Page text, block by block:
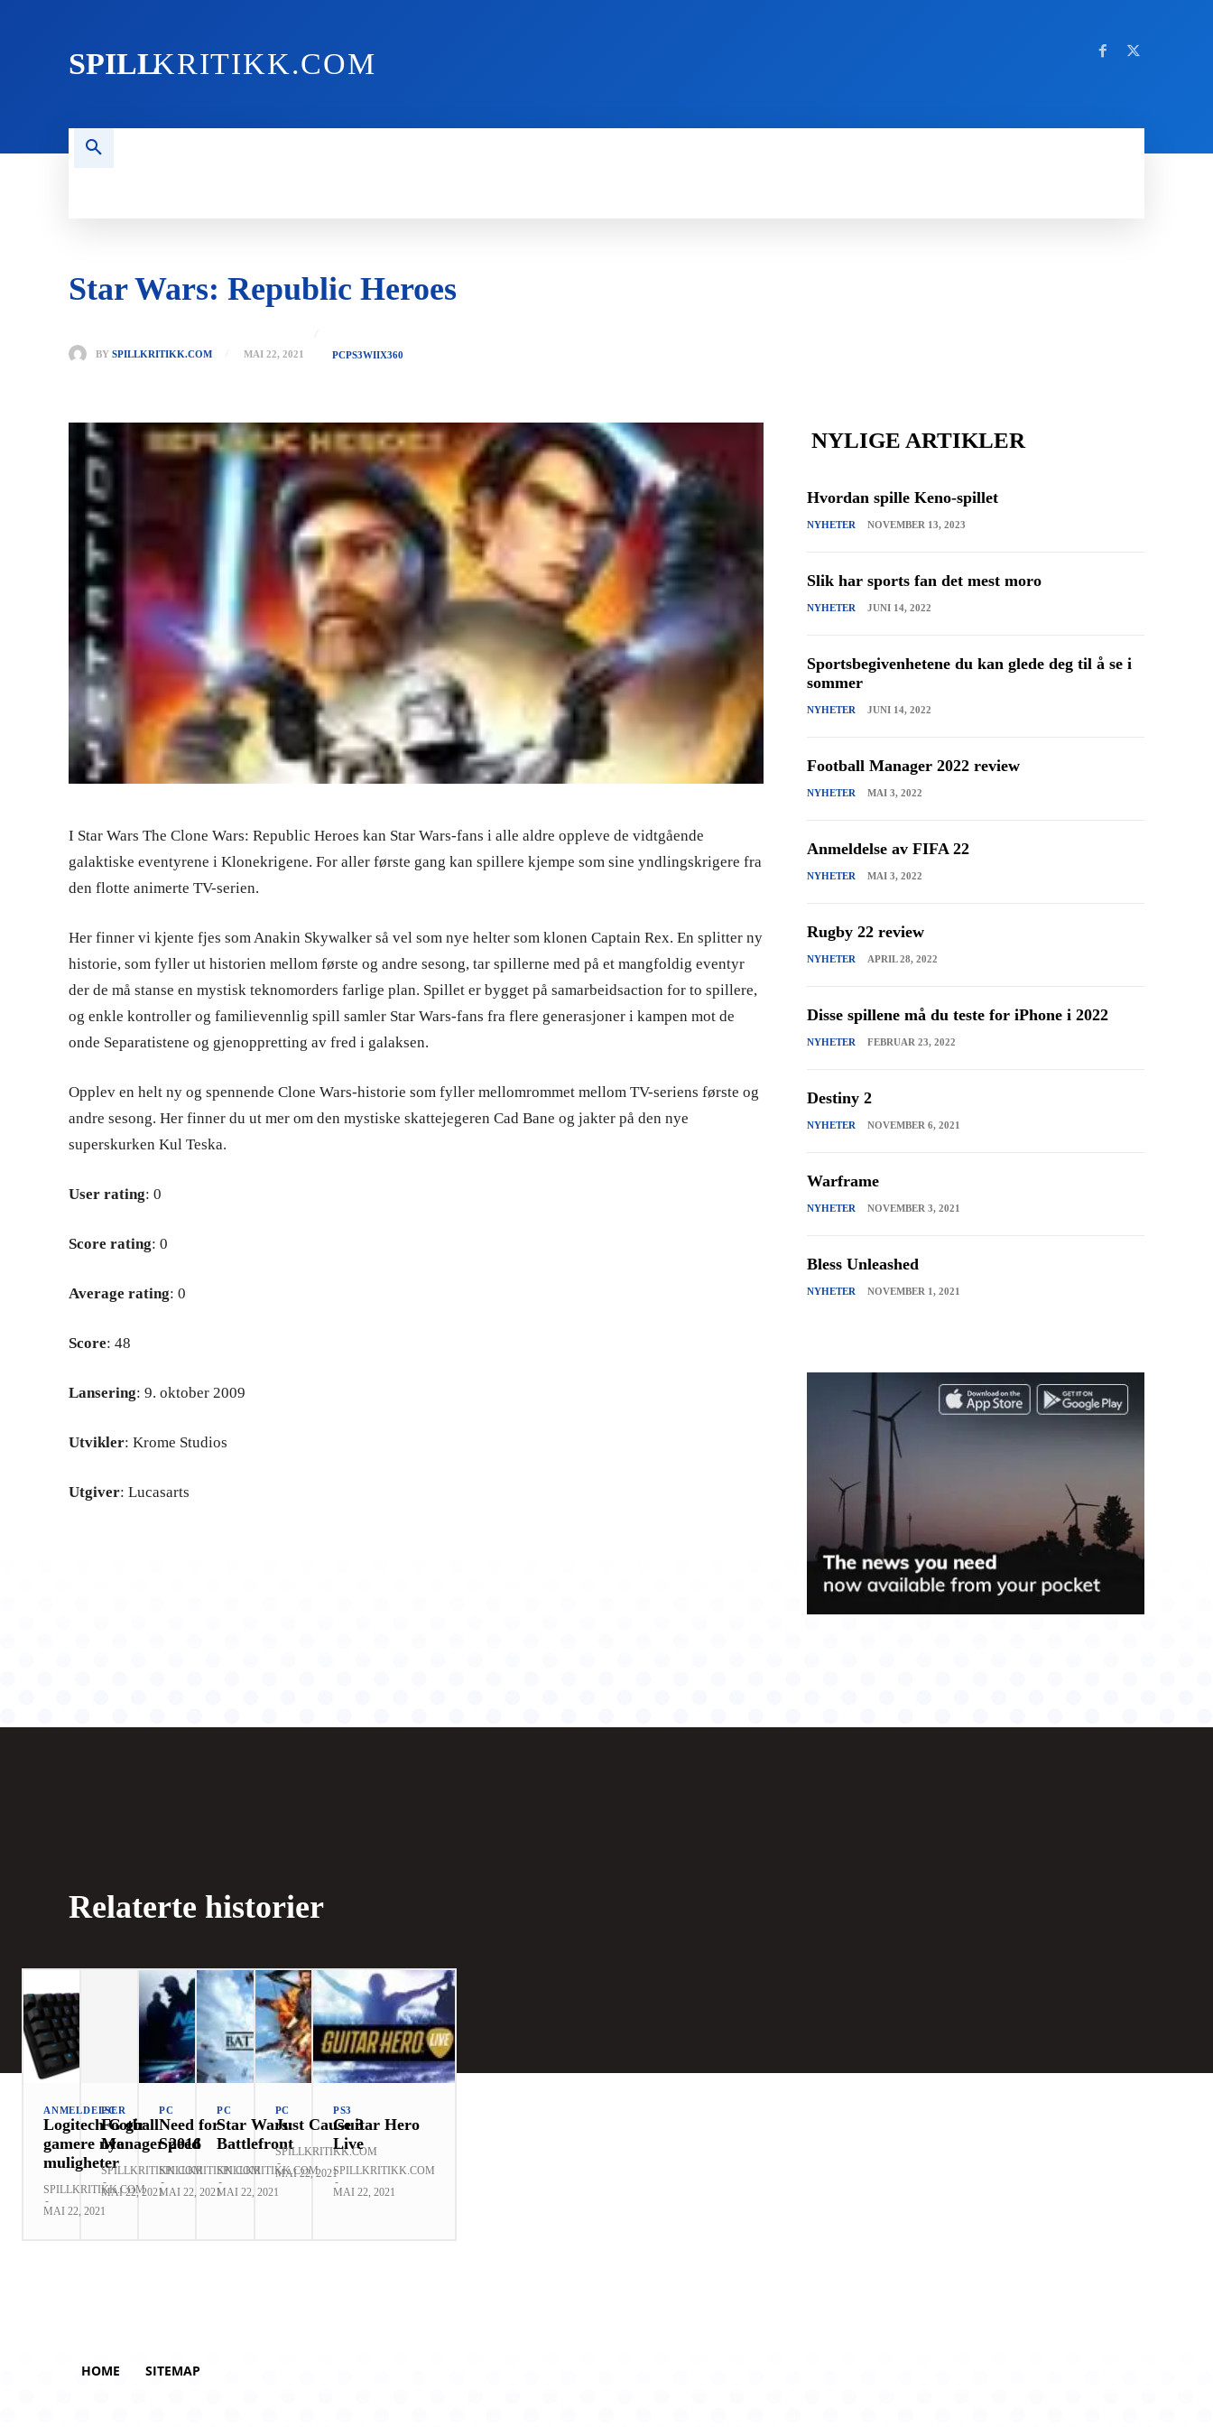
SPILLKRITIKK.COM
Star Wars: Republic Heroes
BY SPILLKRITIKK.COM MAI 22, 2021 PCPS3WIIX360
I Star Wars The Clone Wars: Republic Heroes kan Star Wars-fans i alle aldre oppleve de vidtgående
galaktiske eventyrene i Klonekrigene. For aller første gang kan spillere kjempe som sine yndlingskrigere fra
den flotte animerte TV-serien.
Her finner vi kjente fjes som Anakin Skywalker så vel som nye helter som klonen Captain Rex. En splitter ny
historie, som fyller ut historien mellom første og andre sesong, tar spillerne med på et mangfoldig eventyr
der de må stanse en mystisk teknomorders farlige plan. Spillet er bygget på samarbeidsaction for to spillere,
og enkle kontroller og familievennlig spill samler Star Wars-fans fra flere generasjoner i kampen mot de
onde Separatistene og gjenoppretting av fred i galaksen.
Opplev en helt ny og spennende Clone Wars-historie som fyller mellomrommet mellom TV-seriens første og
andre sesong. Her finner du ut mer om den mystiske skattejegeren Cad Bane og jakter på den nye
superskurken Kul Teska.
User rating: 0
Score rating: 0
Average rating: 0
Score: 48
Lansering: 9. oktober 2009
Utvikler: Krome Studios
Utgiver: Lucasarts
NYLIGE ARTIKLER
Hvordan spille Keno-spillet
NYHETER NOVEMBER 13, 2023
Slik har sports fan det mest moro
NYHETER JUNI 14, 2022
Sportsbegivenhetene du kan glede deg til å se i
sommer
NYHETER JUNI 14, 2022
Football Manager 2022 review
NYHETER MAI 3, 2022
Anmeldelse av FIFA 22
NYHETER MAI 3, 2022
Rugby 22 review
NYHETER APRIL 28, 2022
Disse spillene må du teste for iPhone i 2022
NYHETER FEBRUAR 23, 2022
Destiny 2
NYHETER NOVEMBER 6, 2021
Warframe
NYHETER NOVEMBER 3, 2021
Bless Unleashed
NYHETER NOVEMBER 1, 2021
Relaterte historier
ANMELDELSER
Logitech G gir
gamere nye
muligheter
SPILLKRITIKK.COM
-
MAI 22, 2021
PC
Football
Manager 2016
SPILLKRITIKK.COM
-
MAI 22, 2021
PC
Need for
Speed
SPILLKRITIKK.COM
-
MAI 22, 2021
PC
Star Wars:
Battlefront
SPILLKRITIKK.COM
-
MAI 22, 2021
PC
Just Cause 3
SPILLKRITIKK.COM
-
MAI 22, 2021
PS3
Guitar Hero
Live
SPILLKRITIKK.COM
-
MAI 22, 2021
HOME SITEMAP